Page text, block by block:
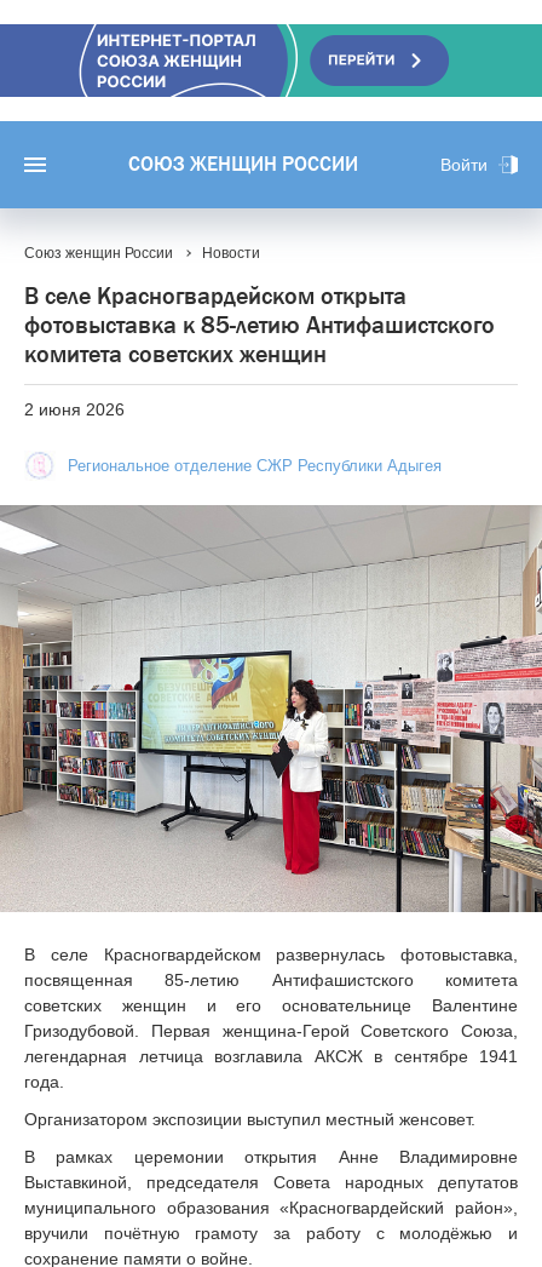
СОЮЗ ЖЕНЩИН РОССИИ Войти
Союз женщин России Новости
В селе Красногвардейском открыта
фотовыставка к 85-летию Антифашистского
комитета советских женщин
2 июня 2026
Региональное отделение СЖР Республики Адыгея
В селе Красногвардейском развернулась фотовыставка,
посвященная 85-летию Антифашистского комитета
советских женщин и его основательнице Валентине
Гризодубовой. Первая женщина-Герой Советского Союза,
легендарная летчица возглавила АКСЖ в сентябре 1941
года.
Организатором экспозиции выступил местный женсовет.
В рамках церемонии открытия Анне Владимировне
Выставкиной, председателя Совета народных депутатов
муниципального образования «Красногвардейский район»,
вручили почётную грамоту за работу с молодёжью и
сохранение памяти о войне.